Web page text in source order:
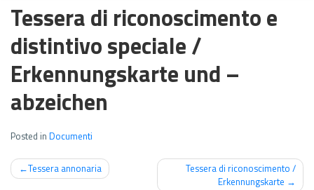
Tessera di riconoscimento e
distintivo speciale /
Erkennungskarte und –
abzeichen
Posted in Documenti
Navigazione
Tessera annonaria
Tessera di riconoscimento /
Erkennungskarte